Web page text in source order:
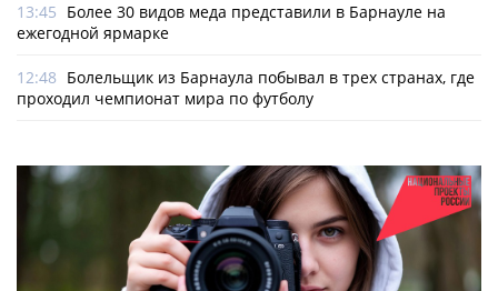
13:45 Более 30 видов меда представили в Барнауле на
ежегодной ярмарке
12:48 Болельщик из Барнаула побывал в трех странах, где
проходил чемпионат мира по футболу